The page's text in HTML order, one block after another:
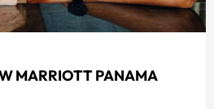
MARRIOTT PANAMA